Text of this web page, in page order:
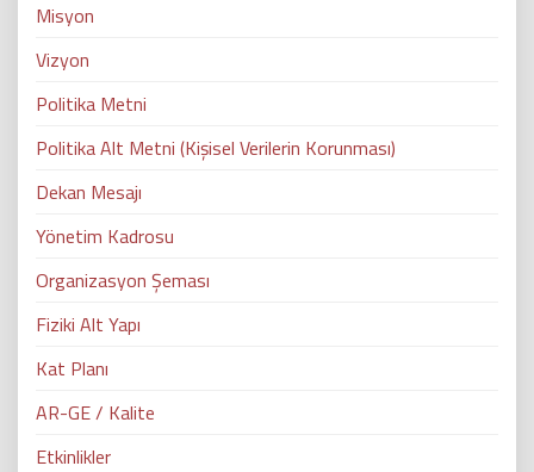
Misyon
Vizyon
Politika Metni
Politika Alt Metni (Kişisel Verilerin Korunması)
Dekan Mesajı
Yönetim Kadrosu
Organizasyon Şeması
Fiziki Alt Yapı
Kat Planı
AR-GE / Kalite
Etkinlikler